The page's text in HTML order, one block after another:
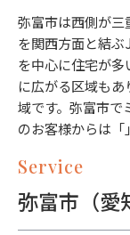
弥富市は西側が三
を関西方面と結
を中心に住宅が
に広がる区域も
域です。弥富市で
のお客様からは「」
Service
弥富市（愛